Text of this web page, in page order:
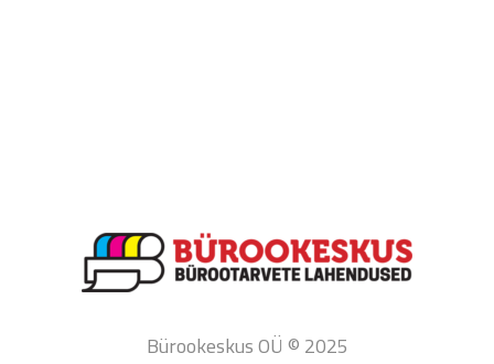
Bürookeskus OÜ © 2025